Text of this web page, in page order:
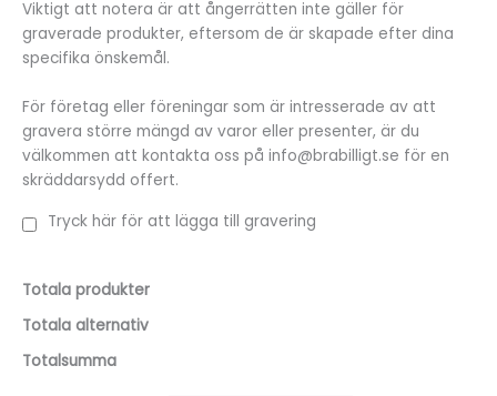
Viktigt att notera är att ångerrätten inte gäller för
graverade produkter, eftersom de är skapade efter dina
specifika önskemål.
För företag eller föreningar som är intresserade av att
gravera större mängd av varor eller presenter, är du
välkommen att kontakta oss på info@brabilligt.se för en
skräddarsydd offert.
Tryck här för att lägga till gravering
Totala produkter
Totala alternativ
Totalsumma